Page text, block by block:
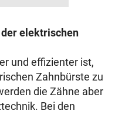
elektrischen
und effizienter ist,
Zahnbürste zu
die Zähne aber
Bei den